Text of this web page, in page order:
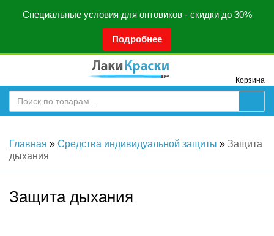
Специальные условия для оптовиков - скидки до 30%
Подробнее
Корзина
Главная » Средства индивидуальной защиты » Защита
дыхания
Защита дыхания